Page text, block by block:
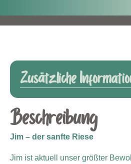
Zusätzliche
Beschreibung
Jim – der sanfte Riese
Jim ist aktuell unser größter